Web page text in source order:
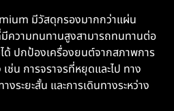
มีวัสดุกรองมากกว่าแผ่น
ความทนทานสูงสามารถทนทานต่อ
ปกป้องเครื่องยนต์จากสภาพการ
น การจราจรที่หยุดและไป ทาง
ระยะสั้น และการเดินทางระหว่าง